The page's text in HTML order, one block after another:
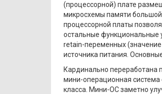
(процессорной) плате
микросхемы памяти
процессорной платы
остальные функциональные
retain-переменных
источника питания.
Кардинально переработана
мини-операционная система
класса. Мини-ОС заметно